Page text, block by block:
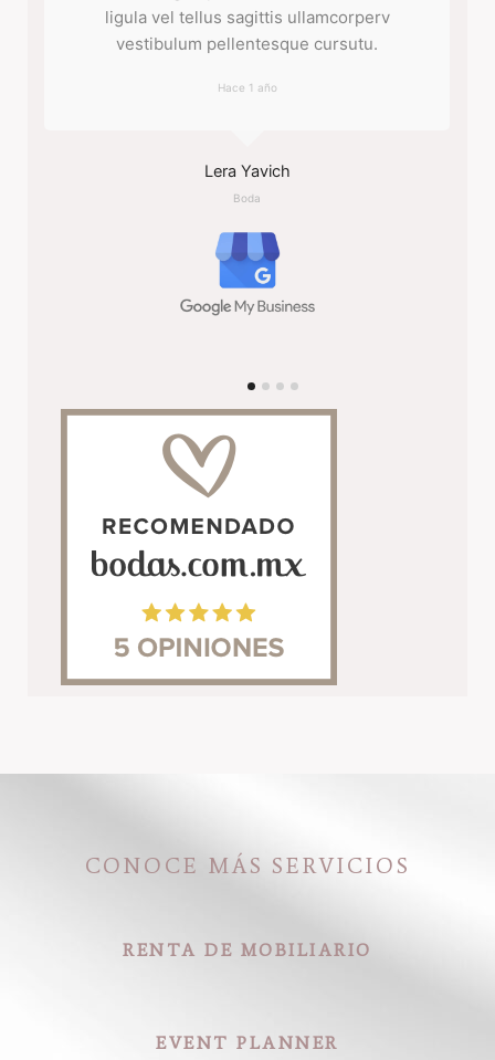
Lera Yavich
Boda
ligula vel tellus sagittis ullamcorperv
vestibulum pellentesque cursutu.
Hace 1 año
CONOCE MÁS SERVICIOS
RENTA DE MOBILIARIO
EVENT PLANNER